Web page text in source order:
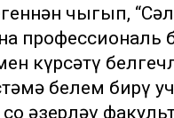
чыгып,
профессиональ
күрсәтү
белем бирү
әзерләү